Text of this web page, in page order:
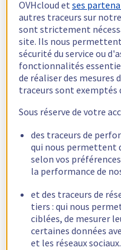
OVHcloud etses
autres traceurs sur
sont strictement
site. Ils nous
sécurité du service ou
fonctionnalités
de réaliser des mesures
traceurs sont exemptés
Sous réserve de votre
des traceurs de
qui nous permettent
selon vos
la performance de
et des traceurs de
tiers : qui nous
ciblées, de mesurer
certaines données
et les réseaux sociaux.